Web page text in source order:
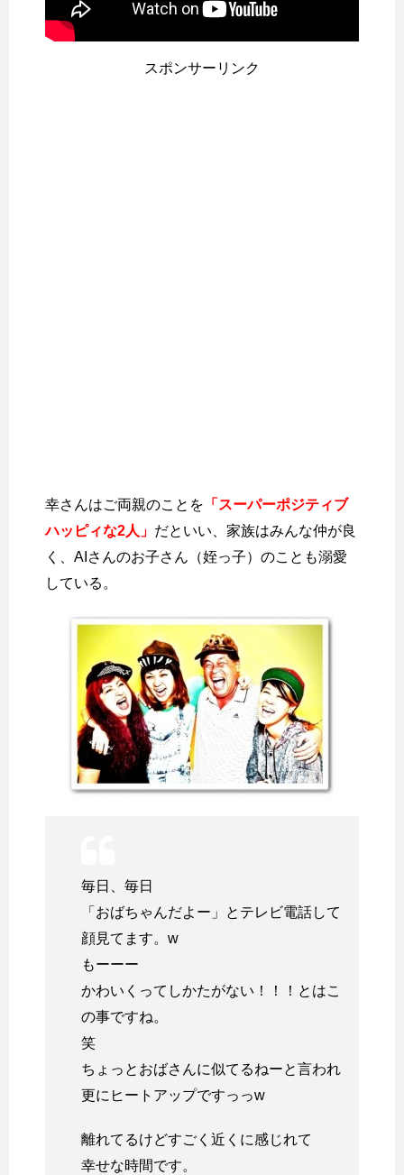
スポンサーリンク
幸さんはご両親のことを 「スーパーポジティブ
ハッピィな2人」 だといい、家族はみんな仲が良
く、AIさんのお子さん（姪っ子）のことも溺愛
している。
毎日、毎日
「おばちゃんだよー」とテレビ電話して
顔見てます。w
もーーー
かわいくってしかたがない！！！とはこ
の事ですね。
笑
ちょっとおばさんに似てるねーと言われ
更にヒートアップですっっw
離れてるけどすごく近くに感じれて
幸せな時間です。